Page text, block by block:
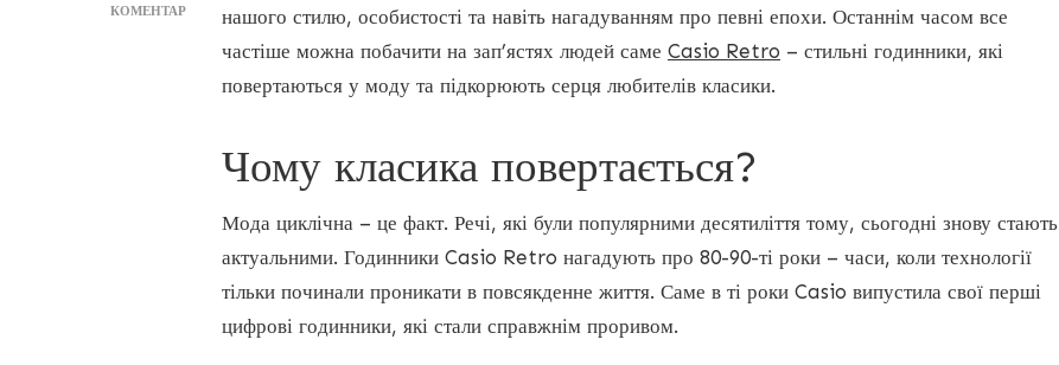
КОМЕНТАРДО
RETRO
ПОВЕРНЕННЯ
ТРЕНДІ?
нашого стилю, особистості та навіть нагадуванням про певні епохи. Останнім часом все
частіше можна побачити на зап’ястях людей саме Casio Retro – стильні годинники, які
повертаються у моду та підкорюють серця любителів класики.
Чому класика повертається?
Мода циклічна – це факт. Речі, які були популярними десятиліття тому, сьогодні знову стають
актуальними. Годинники Casio Retro нагадують про 80-90-ті роки – часи, коли технології
тільки починали проникати в повсякденне життя. Саме в ті роки Casio випустила свої перші
цифрові годинники, які стали справжнім проривом.